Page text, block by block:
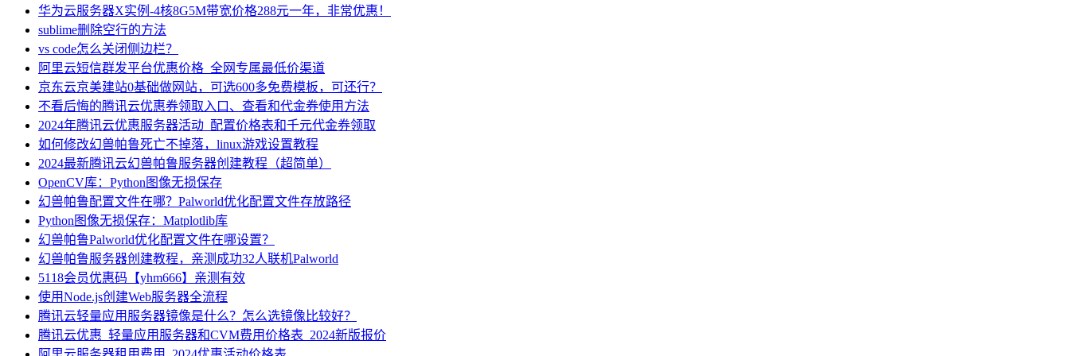
华为云服务器X实例-4核8G5M带宽价格288元一年，非常优惠！
sublime删除空行的方法
vs code怎么关闭侧边栏？
阿里云短信群发平台优惠价格_全网专属最低价渠道
京东云京美建站0基础做网站，可选600多免费模板，可还行？
不看后悔的腾讯云优惠券领取入口、查看和代金券使用方法
2024年腾讯云优惠服务器活动_配置价格表和千元代金券领取
如何修改幻兽帕鲁死亡不掉落，linux游戏设置教程
2024最新腾讯云幻兽帕鲁服务器创建教程（超简单）
OpenCV库：Python图像无损保存
幻兽帕鲁配置文件在哪？Palworld优化配置文件存放路径
Python图像无损保存：Matplotlib库
幻兽帕鲁Palworld优化配置文件在哪设置？
幻兽帕鲁服务器创建教程，亲测成功32人联机Palworld
5118会员优惠码【yhm666】亲测有效
使用Node.js创建Web服务器全流程
腾讯云轻量应用服务器镜像是什么？怎么选镜像比较好？
腾讯云优惠_轻量应用服务器和CVM费用价格表_2024新版报价